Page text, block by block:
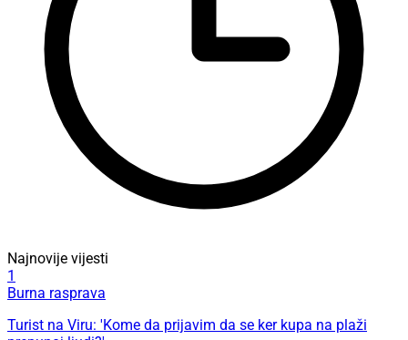
Najnovije vijesti
1
Burna rasprava
Turist na Viru: 'Kome da prijavim da se ker kupa na plaži